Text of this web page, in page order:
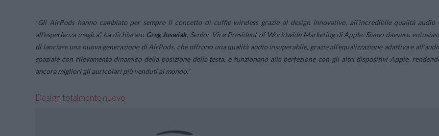
“Gli AirPods hanno cambiato per sempre il concetto di cuffie wireless grazie al design innovativo, all’incredibile qualità audio
all’esperienza magica”,ha dichiarato Greg Joswiak, Senior Vice President of Worldwide Marketing di Apple. Siamo davvero
di lanciare una nuova generazione di AirPods, che offrono una qualità audio insuperabile, grazie all’equalizzazione adattiva e
spaziale con rilevamento dinamico della posizione della testa, e funzionano alla perfezione con gli altri dispositivi Apple,
ancora migliori gli auricolari più venduti al mondo.”
Design totalmente nuovo